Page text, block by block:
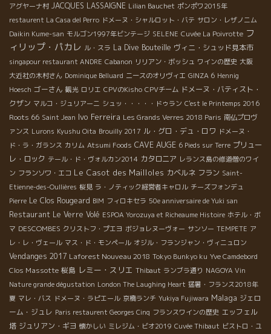
アグヤーナ村 JACQUES LASSAIGNE Lilian Bauchet ポンポワ2015年
restaurent La Casa del Perro ドメーヌ・シャルロット・バテ サロン・レザノニム
Daikin Kume-san モルゴン1997年ビンテージ SELENE Cuvée La Poivrotte フ
ィリップ・パカレ ル・スラ La Dive Bouteille ヴィニ・シュッド見本市
singapour restaurant ANDRE Cabanon リリアン・ボッシュ ワインの歴史 大阪
大近社の木村さん Dominique Belluard ニースのオリヴィエ GINZA 6 Hennig
Hoesch ゴーさん 観光 ロリエ CPVのKisho CPVチーム ドメーヌ・バティスト・
クザン マルコ・ジュリアーニ シュッ・・・・・ドゥラン C'est le Printemps 2016
Roots 66 Saint Jean Ivo Ferreira Les Grands Verres 2018 Paris 南仏プロヴ
ァンス Lurons Kyushu Oita Brouilly 2017 ル・グロ・デュ・ロワ ドメーヌ・
ド・ラ・ガランス カリム Atsumi Foods CAVE AUGE 6 Pieds sur Terre プリュー
レ・ロック テール・ド・ヴォルカン2014 カタロニア レランス島の修道僧のワイ
ン フランソワ・エコ Le Casot des Mailloles カベルネ フラン Saint-
Etienne-des-Oullières 桜見 ラ・ノティック経営者キャロル チーズフォンデュ
Pierre Le Clos Rougeard BIM フィロキセラ 50e anniversaire de Yuki san
Restaurant Le Verre Volé ESPOA Yorozuya et Richeaume Histoire ホテル・ボ
マ DESCOMBES クリストフ・プエヨ ボジョレヌーヴォー サンソー TEMPETE ア
レ・レ・ヴェール マス・ド・モンペール オジル・フランジャン・ヴィニュロン
Vendanges 2017 Laforest Nouveau 2018 Tokyo Bunkyo ku Yve Camdebord
Clos Massotte 桜島 レミー・スリエ Thibaut ランブラ通り NAGOYA Vin
Nature grande dégustation London The Laughing Heart 猛暑・フランス2018年
夏 マレ・バス ドメーヌ・ラピエール 京橋ランチ Yukiya Fujiwara Malaga ジェロ
ーム・ジュレ Paris restaurent Georges Cinq フランスワインの歴史 エッフェル
塔 ジュリアン・ギヨ 懐かしい ミレジム・ビオ2019 Cuvée Thibaut ビストロ・ユ